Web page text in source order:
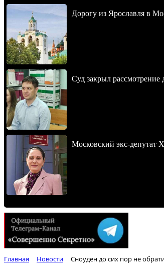
Дорогу из Ярославля в
Суд закрыл рассмотрение
Московский экс-депутат
Главная Новости Сноуден до сих пор не